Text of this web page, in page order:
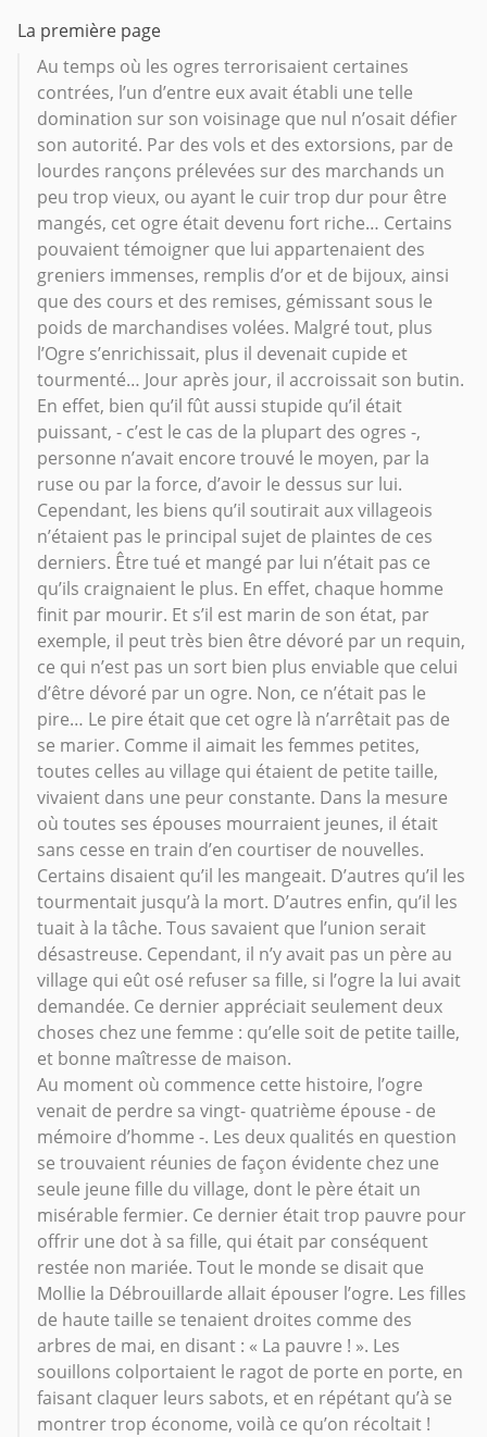
La première page
Au temps où les ogres terrorisaient certaines
contrées, l’un d’entre eux avait établi une telle
domination sur son voisinage que nul n’osait défier
son autorité. Par des vols et des extorsions, par de
lourdes rançons prélevées sur des marchands un
peu trop vieux, ou ayant le cuir trop dur pour être
mangés, cet ogre était devenu fort riche… Certains
pouvaient témoigner que lui appartenaient des
greniers immenses, remplis d’or et de bijoux, ainsi
que des cours et des remises, gémissant sous le
poids de marchandises volées. Malgré tout, plus
l’Ogre s’enrichissait, plus il devenait cupide et
tourmenté… Jour après jour, il accroissait son butin.
En effet, bien qu’il fût aussi stupide qu’il était
puissant, - c’est le cas de la plupart des ogres -,
personne n’avait encore trouvé le moyen, par la
ruse ou par la force, d’avoir le dessus sur lui.
Cependant, les biens qu’il soutirait aux villageois
n’étaient pas le principal sujet de plaintes de ces
derniers. Être tué et mangé par lui n’était pas ce
qu’ils craignaient le plus. En effet, chaque homme
finit par mourir. Et s’il est marin de son état, par
exemple, il peut très bien être dévoré par un requin,
ce qui n’est pas un sort bien plus enviable que celui
d’être dévoré par un ogre. Non, ce n’était pas le
pire… Le pire était que cet ogre là n’arrêtait pas de
se marier. Comme il aimait les femmes petites,
toutes celles au village qui étaient de petite taille,
vivaient dans une peur constante. Dans la mesure
où toutes ses épouses mourraient jeunes, il était
sans cesse en train d’en courtiser de nouvelles.
Certains disaient qu’il les mangeait. D’autres qu’il les
tourmentait jusqu’à la mort. D’autres enfin, qu’il les
tuait à la tâche. Tous savaient que l’union serait
désastreuse. Cependant, il n’y avait pas un père au
village qui eût osé refuser sa fille, si l’ogre la lui avait
demandée. Ce dernier appréciait seulement deux
choses chez une femme : qu’elle soit de petite taille,
et bonne maîtresse de maison.
Au moment où commence cette histoire, l’ogre
venait de perdre sa vingt- quatrième épouse - de
mémoire d’homme -. Les deux qualités en question
se trouvaient réunies de façon évidente chez une
seule jeune fille du village, dont le père était un
misérable fermier. Ce dernier était trop pauvre pour
offrir une dot à sa fille, qui était par conséquent
restée non mariée. Tout le monde se disait que
Mollie la Débrouillarde allait épouser l’ogre. Les filles
de haute taille se tenaient droites comme des
arbres de mai, en disant : « La pauvre ! ». Les
souillons colportaient le ragot de porte en porte, en
faisant claquer leurs sabots, et en répétant qu’à se
montrer trop économe, voilà ce qu’on récoltait !